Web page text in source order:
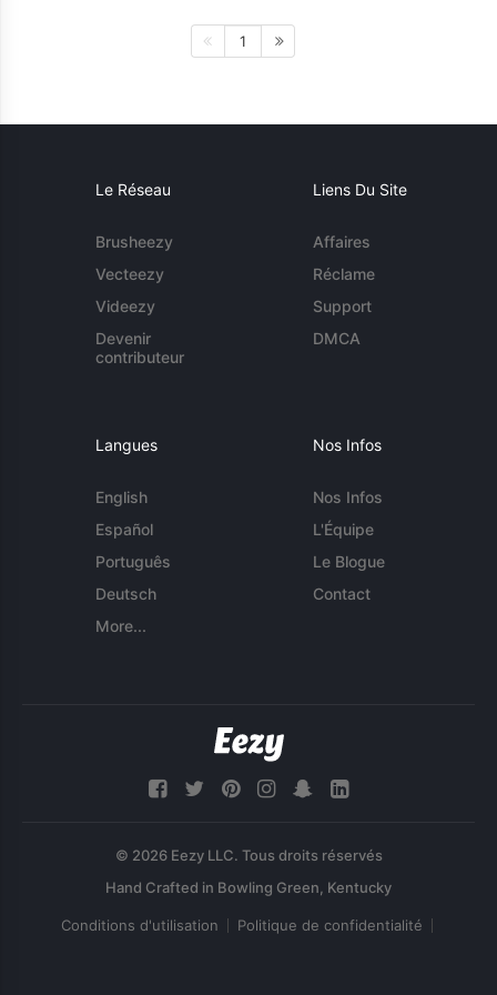
1
Le Réseau
Brusheezy
Vecteezy
Videezy
Devenir
contributeur
Liens Du Site
Affaires
Réclame
Support
DMCA
Langues
English
Español
Português
Deutsch
More...
Nos Infos
Nos Infos
L'Équipe
Le Blogue
Contact
© 2026 Eezy LLC. Tous droits réservés
Conditions d'utilisation Politique de confidentialité